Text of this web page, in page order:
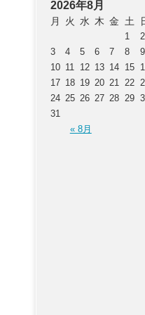
2026年8月
月 火 水 木 金 土
1
2
3
4 5 6 7 8
9
10 11 12 13 14 15
17 18 19 20 21 22
24 25 26 27 28 29
31
« 8月